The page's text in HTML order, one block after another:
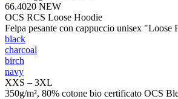
66.4020 NEW
OCS RCS Loose Hoodie
Felpa pesante con cappuccio unisex "Loose
black
charcoal
birch
navy
XXS – 3XL
350g/m², 80% cotone bio certificato OCS